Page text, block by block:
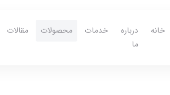
خانه
درباره
ما
خدمات محصولات مقالات